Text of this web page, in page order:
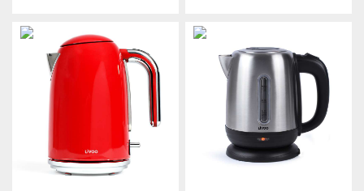
Richiedi un preventivo Richiedi un preventivo